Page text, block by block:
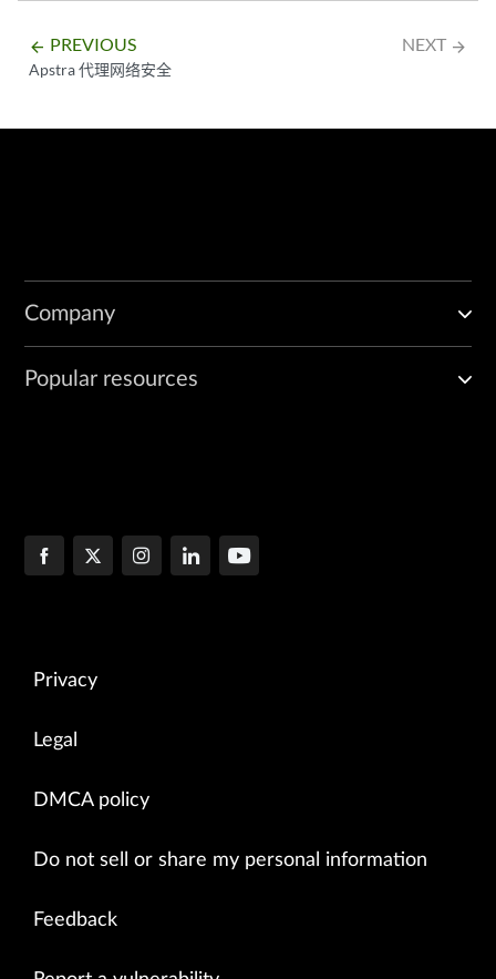
arrow_backward PREVIOUS
Apstra 代理网络安全
NEXT arrow_forward
Company
Popular resources
Privacy
Legal
DMCA policy
Do not sell or share my personal information
Feedback